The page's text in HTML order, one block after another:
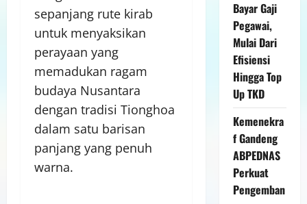
sepanjang rute kirab
untuk menyaksikan
perayaan yang
memadukan ragam
budaya Nusantara
dengan tradisi Tionghoa
dalam satu barisan
panjang yang penuh
warna.
Bayar Gaji
Pegawai,
Mulai Dari
Efisiensi
Hingga Top
Up TKD
Kemenekra
f Gandeng
ABPEDNAS
Perkuat
Pengemban